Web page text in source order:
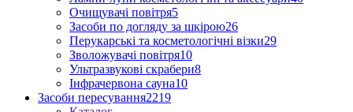
Очищувачі повітря5
Засоби по догляду за шкірою26
Перукарські та косметологічні візки29
Зволожувачі повітря10
Ультразвукові скрабери8
Інфрачервона сауна10
Засоби пересування2219